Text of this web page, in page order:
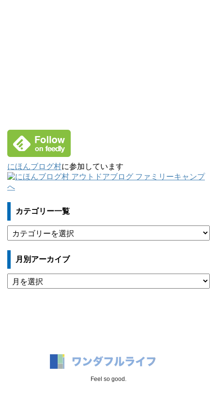
にほんブログ村に参加しています
カテゴリー一覧
テ
ゴ
ー
一
覧
月別アーカイブ
月
別
Feel so good.